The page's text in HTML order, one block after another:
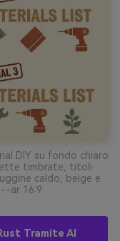
DIY su fondo chiaro
timbrate, titoli
caldo, beige e
ar 16:9
Tramite AI